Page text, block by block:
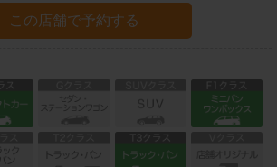
この店舗で予約する